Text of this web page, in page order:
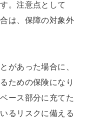
。注意点として
は、保障の対象外
があった場合に、
ための保険になり
ース部分に充てた
るリスクに備える